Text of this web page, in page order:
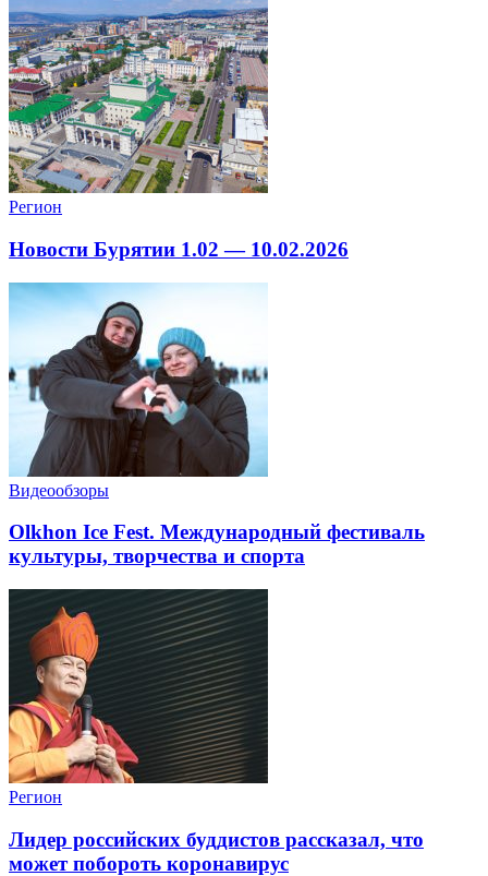
Регион
Новости Бурятии 1.02 — 10.02.2026
Видеообзоры
Olkhon Ice Fest. Международный фестиваль
культуры, творчества и спорта
Регион
Лидер российских буддистов рассказал, что
может побороть коронавирус